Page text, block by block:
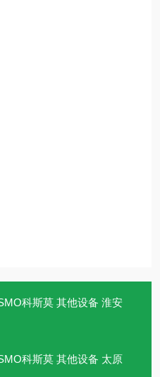
科斯莫 其他设备 淮安
科斯莫 其他设备 太原